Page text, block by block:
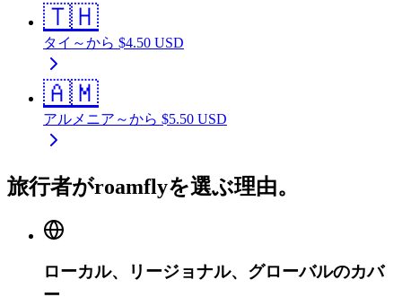
🇹🇭
タイ ～から $4.50 USD
🇦🇲
アルメニア ～から $5.50 USD
旅行者がroamflyを選ぶ理由。
ローカル、リージョナル、グローバルのカバ
ー